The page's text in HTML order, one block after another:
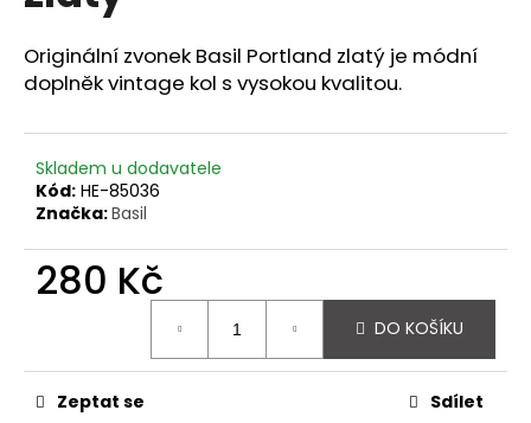
hvězdiček.
Originální zvonek Basil Portland zlatý je módní
doplněk vintage kol s vysokou kvalitou.
Skladem u dodavatele
Kód: HE-85036
Značka:Basil
280 Kč
DO KOŠÍKU
Zeptat se Sdílet
j
í
t
?
D
o